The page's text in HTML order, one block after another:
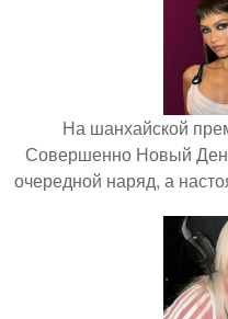
На шанхайской
Совершенно Новый
очередной наряд, а